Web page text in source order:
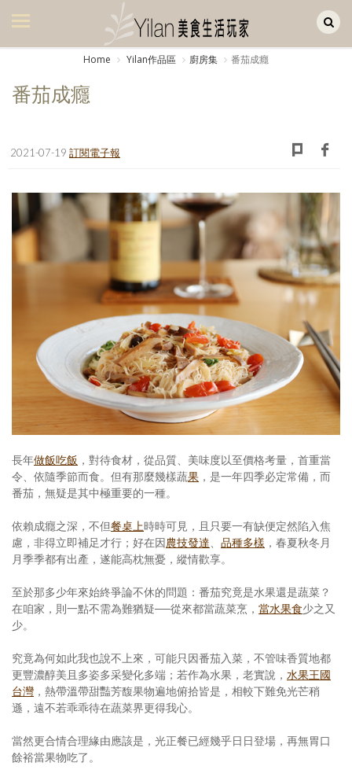
美食集
生活風
書房集
享樂隨手拍
照相簿
創意出版服務
歷史區
關於Yilan
個人著作
活動實況記錄
媒體報導一覽
合作與代言
訂閱電子報
Home Yilan作品區 廚房集 番茄成癮
番茄成癮
2021-07-19 訂閱電子報
長年做飯吃飯 ，對待食材，從品質、美味度以至價格考量，首重當
令、依隨季節而食。但有那麼幾樣蔬果 ，是一年四季必定常備，而
番茄，無疑是其中極重要的一種。
依賴成癮之深，不但餐桌上時時可見，且只要一有缺便定然陷入焦
慮，非得立即補足才行；好在因農技發達 品種多樣 ，春夏秋冬月
月季季都有出產，遂能高枕無憂，縱情歡享。
至於那多少年來始終爭論不休的問題：番茄究竟是水果還是蔬菜？
在咱家，則一點不需為難猶疑──從來都當蔬菜烹， 當水果食少之又
少。
究竟為何如此我也說不上來，可能只因番茄入菜，不管味香質地都
更豐濃醇美且多姿多采變化多端；若作為水果，老實說， 水果王國
台灣 ，熱帶溫帶甜豔芳馥果物遍地俯拾皆是，相較下難免光芒稍
遜，遠不若乖乖待在蔬菜界更得我心。
當然更合情合理緣由應該是，光正餐已經幾乎日日登場，再無胃口
餘裕當果物吃了。